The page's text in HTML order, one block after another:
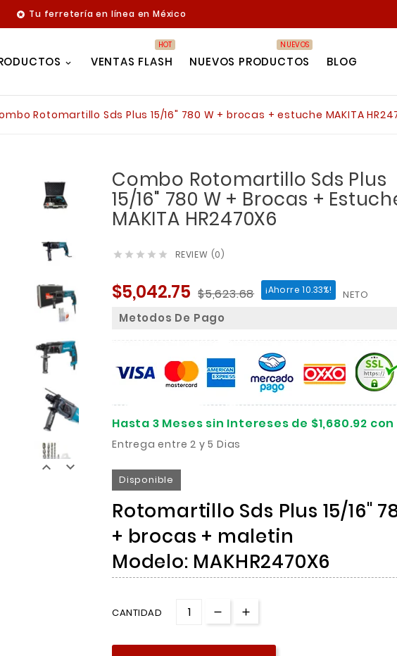
 Tu ferretería en línea en México
VENTAS FLASH
HOT
NUEVOS PRODUCTOS
NUEVOS
BLOG
Rotomartillo Sds Plus 15/16" 780 W + brocas + estuche MAKITA
 
Combo Rotomartillo Sds Plus
15/16" 780 W + Brocas +
MAKITA HR2470X6
     REVIEW (0)
$5,042.75 $5,623.68 ¡Ahorre 10.33%! NETO
Metodos De Pago
Hasta 3 Meses sin Intereses de $1,680.92
Entrega entre 2 y 5 Dias
Disponible
Rotomartillo Sds Plus 15/16"
+ brocas + maletin
Modelo: MAKHR2470X6
CANTIDAD